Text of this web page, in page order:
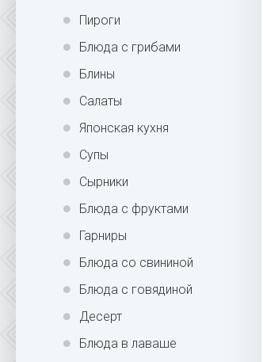
Пироги
Блюда с грибами
Блины
Салаты
Японская кухня
Супы
Сырники
Блюда с фруктами
Гарниры
Блюда со свининой
Блюда с говядиной
Десерт
Блюда в лаваше